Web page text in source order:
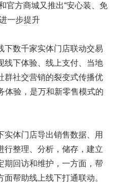
官方商城又推出“安心装、免
一步提升
下数千家实体门店联动交易
线下体验、线上支付、当地
群社交营销的裂变式传播优
体验，是万和新零售模式的
实体门店导出销售数据、用
行整理、分析，储存，建立
期回访和维护，一方面，帮
帮助线上线下打通联动。